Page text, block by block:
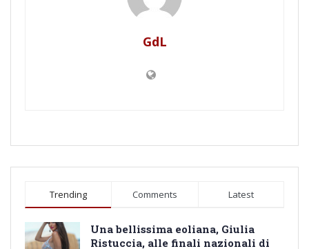
GdL
Trending Comments Latest
Una bellissima eoliana, Giulia
Ristuccia, alle finali nazionali di